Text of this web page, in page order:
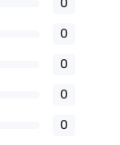
0
0
0
0
0